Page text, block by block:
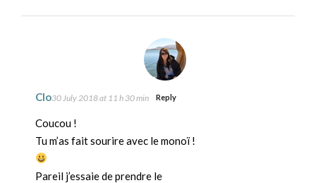
Clo30 July 2018 at 11 h 30 min Reply
Coucou !
Tu m’as fait sourire avec le monoï !
Pareil j’essaie de prendre le